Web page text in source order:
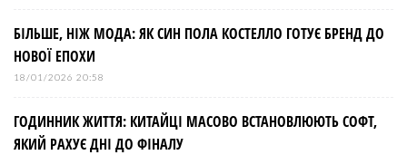
БІЛЬШЕ, НІЖ МОДА: ЯК СИН ПОЛА КОСТЕЛЛО ГОТУЄ БРЕНД ДО
НОВОЇ ЕПОХИ
18/01/2026 20:58
ГОДИННИК ЖИТТЯ: КИТАЙЦІ МАСОВО ВСТАНОВЛЮЮТЬ СОФТ,
ЯКИЙ РАХУЄ ДНІ ДО ФІНАЛУ